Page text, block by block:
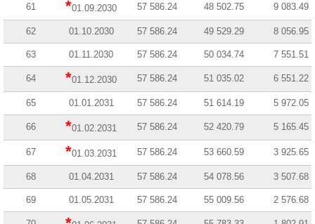
61 *01.09.2030 57 586.24 48 502.75 9 083.49
62 01.10.2030 57 586.24 49 529.29 8 056.95
63 01.11.2030 57 586.24 50 034.74 7 551.51
64 *01.12.2030 57 586.24 51 035.02 6 551.22
65 01.01.2031 57 586.24 51 614.19 5 972.05
66 *01.02.2031 57 586.24 52 420.79 5 165.45
67 *01.03.2031 57 586.24 53 660.59 3 925.65
68 01.04.2031 57 586.24 54 078.56 3 507.68
69 01.05.2031 57 586.24 55 009.56 2 576.68